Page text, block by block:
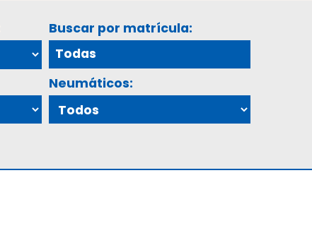
Buscar por matrícula:
Neumáticos: